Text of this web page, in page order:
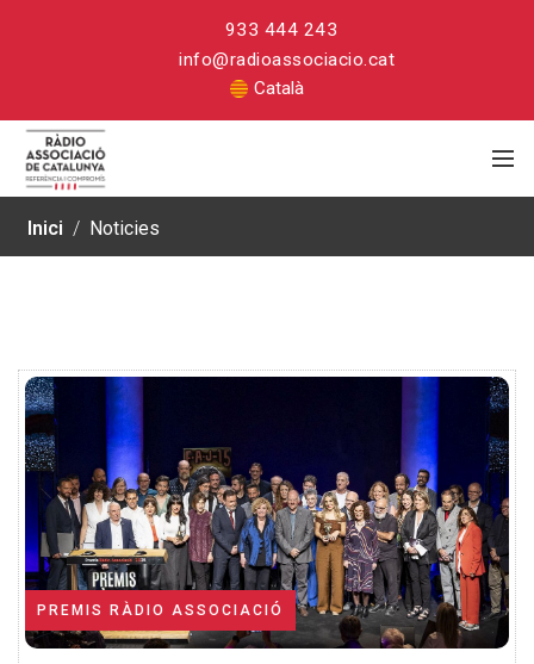
933 444 243
info@radioassociacio.cat
Català
Inici / Noticies
PREMIS RÀDIO ASSOCIACIÓ